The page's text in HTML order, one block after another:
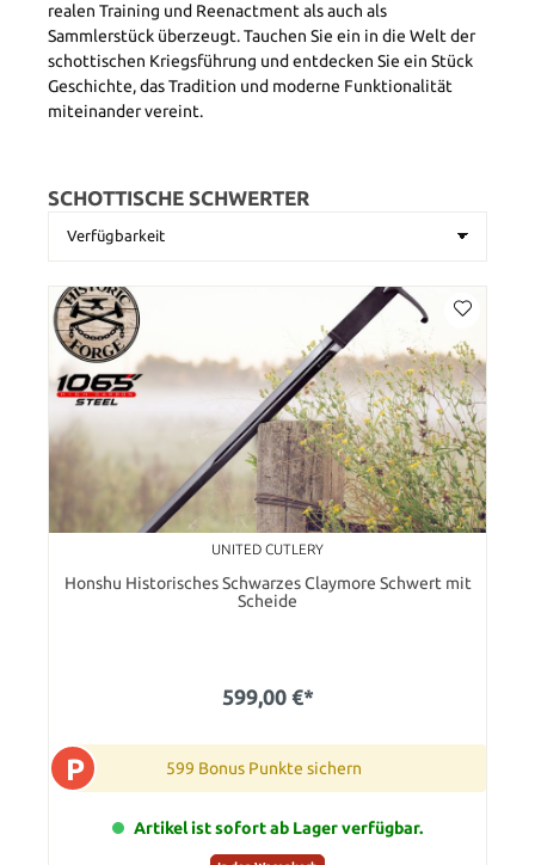
realen Training und Reenactment als auch als
Sammlerstück überzeugt. Tauchen Sie ein in die Welt der
schottischen Kriegsführung und entdecken Sie ein Stück
Geschichte, das Tradition und moderne Funktionalität
miteinander vereint.
SCHOTTISCHE SCHWERTER
UNITED CUTLERY
Honshu Historisches Schwarzes Claymore Schwert mit
Scheide
599,00 €*
P 599 Bonus Punkte sichern
Artikel ist sofort ab Lager verfügbar.